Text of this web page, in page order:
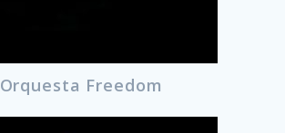
Orquesta Freedom